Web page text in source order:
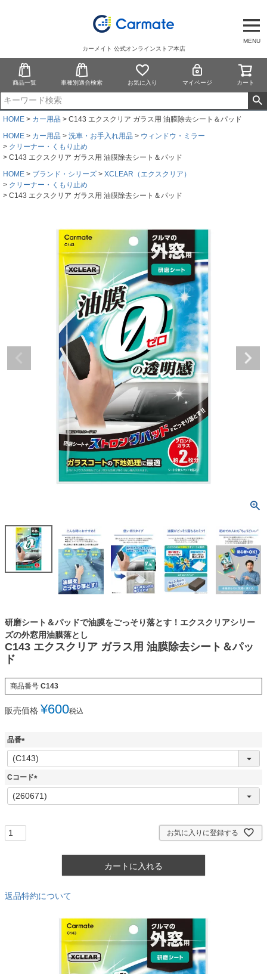
MENU
カーメイト 公式オンラインストア本店
商品一覧 車種別適合検索 お気に入り マイページ カート
HOME カー用品
C143 エクスクリア ガラス用 油膜除去シート＆パッド
HOME
カー用品 洗車・お手入れ用品
ウィンドウ・ミラー
クリーナー・くもり止め
C143 エクスクリア ガラス用 油膜除去シート＆パッド
HOME
ブランド・シリーズ
XCLEAR（エクスクリア）
クリーナー・くもり止め
C143 エクスクリア ガラス用 油膜除去シート＆パッド
研磨シート＆パッドで油膜をごっそり落とす！エクスクリアシリー
ズの外窓用油膜落とし
C143 エクスクリア ガラス用 油膜除去シート＆パッ
ド
商品番号 C143
販売価格 ¥600税込
品番
(
必
須
Cコード
(
必
お気に入りに登録する
カートに入れる
返品特約について